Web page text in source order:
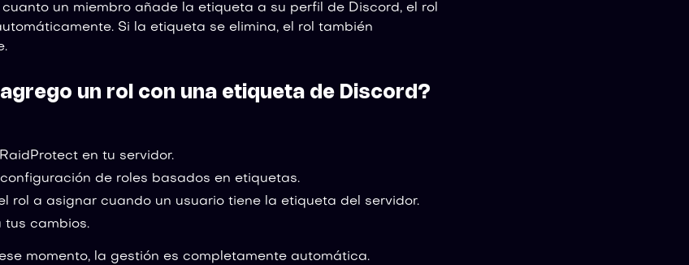
cuanto un miembro añade la etiqueta a su perfil de Discord, el rol
Si la etiqueta se elimina, el rol también
un rol con una etiqueta de Discord?
en tu servidor.
de roles basados en etiquetas.
rol a asignar cuando un usuario tiene la etiqueta del servidor.
tus cambios.
momento, la gestión es completamente automática.